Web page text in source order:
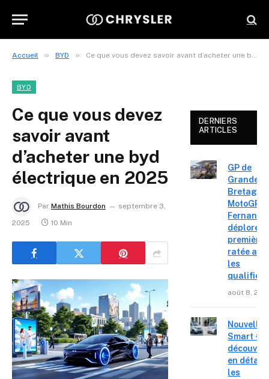
Accueil » BYD » Ce que vous devez savoir avant d’acheter une byd électrique en 2025
BYD
Ce que vous devez
savoir avant
d’acheter une byd
électrique en 2025
Par Mathis Bourdon
septembre 3,
2025
10 Min
DERNIERS
ARTICLES
GP de
Grande-
Bretagne
MotoGP :
déplore
première
ratée
les
août 8,
Nouvelle
Smart #2
en détail
les